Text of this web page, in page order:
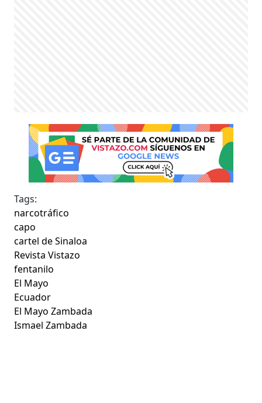
Tags:
narcotráfico
capo
cartel de Sinaloa
Revista Vistazo
fentanilo
El Mayo
Ecuador
El Mayo Zambada
Ismael Zambada